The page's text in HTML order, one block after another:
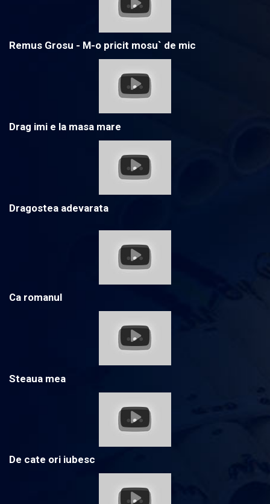
Remus Grosu - M-o pricit mosu` de mic
Drag imi e la masa mare
Dragostea adevarata
Ca romanul
Steaua mea
De cate ori iubesc